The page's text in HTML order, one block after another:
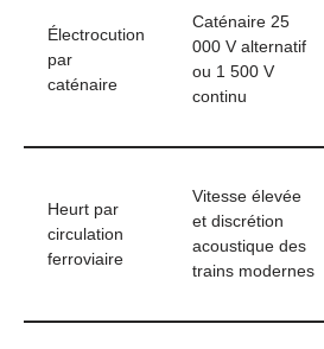
Électrocution
par
caténaire
Caténaire 25
000 V alternatif
ou 1 500 V
continu
Heurt par
circulation
ferroviaire
Vitesse élevée
et discrétion
acoustique des
trains modernes